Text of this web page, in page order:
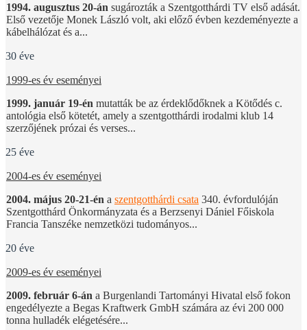
1994. augusztus 20-án sugározták a Szentgotthárdi TV első adását.
Első vezetője Monek László volt, aki előző évben kezdeményezte a
kábelhálózat és a...
30 éve
1999-es év eseményei
1999. január 19-én mutatták be az érdeklődőknek a Kötődés c.
antológia első kötetét, amely a szentgotthárdi irodalmi klub 14
szerzőjének prózai és verses...
25 éve
2004-es év eseményei
2004. május 20-21-én a szentgotthárdi csata 340. évfordulóján
Szentgotthárd Önkormányzata és a Berzsenyi Dániel Főiskola
Francia Tanszéke nemzetközi tudományos...
20 éve
2009-es év eseményei
2009. február 6-án a Burgenlandi Tartományi Hivatal első fokon
engedélyezte a Begas Kraftwerk GmbH számára az évi 200 000
tonna hulladék elégetésére...